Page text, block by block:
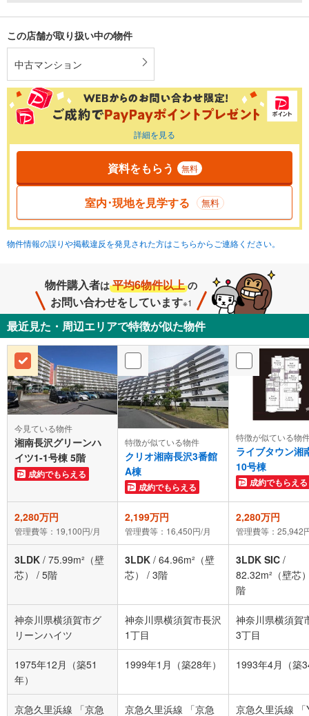
この店舗が取り扱い中の物件
中古マンション
詳細を見る
資料をもらう 無料
室内･現地を見学する 無料
物件情報の誤りや掲載違反を発見された方はこちらからご連絡ください。
物件購入者は 平均6物件以上 の
お問い合わせをしています※1
最近見た・周辺エリアで特徴が似た物件
今見ている物件
湘南長沢グリーンハ
イツ1-1号棟 5階
成約でもらえる
特徴が似ている物件
クリオ湘南長沢3番館
A棟
成約でもらえる
特徴が似ている物
ライブタウン湘
10号棟
成約でもらえる
2,280万円
管理費等：19,100円/月
2,199万円
管理費等：16,450円/月
2,280万円
管理費等：25,942
3LDK / 75.99m²（壁
芯）
/ 5階
3LDK / 64.96m²（壁
芯）
/ 3階
3LDK SIC /
82.32m²（壁芯
階
神奈川県横須賀市グ
リーンハイツ
神奈川県横須賀市長沢
1丁目
神奈川県横須賀
3丁目
1975年12月（築51
年）
1999年1月（築28年） 1993年4月（築
京急久里浜線 「京急 京急久里浜線 「京急 京急久里浜線 「